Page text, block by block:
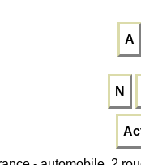
A
N